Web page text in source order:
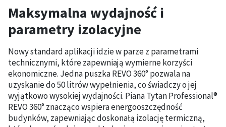
Maksymalna wydajność i
parametry izolacyjne
Nowy standard aplikacji idzie w parze z parametrami
technicznymi, które zapewniają wymierne korzyści
ekonomiczne. Jedna puszka REVO 360° pozwala na
uzyskanie do 50 litrów wypełnienia, co świadczy o jej
wyjątkowo wysokiej wydajności. Piana Tytan Professional®
REVO 360° znacząco wspiera energooszczędność
budynków, zapewniając doskonałą izolację termiczną,